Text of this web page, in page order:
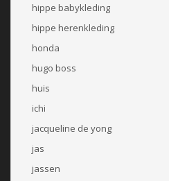
hippe babykleding
hippe herenkleding
honda
hugo boss
huis
ichi
jacqueline de yong
jas
jassen